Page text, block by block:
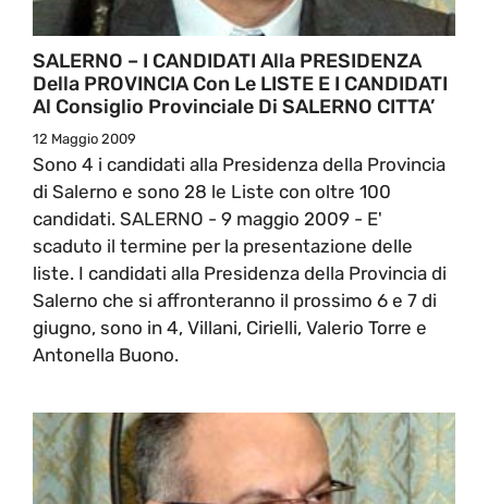
SALERNO – I CANDIDATI Alla PRESIDENZA
Della PROVINCIA Con Le LISTE E I CANDIDATI
Al Consiglio Provinciale Di SALERNO CITTA’
12 Maggio 2009
Sono 4 i candidati alla Presidenza della Provincia
di Salerno e sono 28 le Liste con oltre 100
candidati. SALERNO - 9 maggio 2009 - E'
scaduto il termine per la presentazione delle
liste. I candidati alla Presidenza della Provincia di
Salerno che si affronteranno il prossimo 6 e 7 di
giugno, sono in 4, Villani, Cirielli, Valerio Torre e
Antonella Buono.